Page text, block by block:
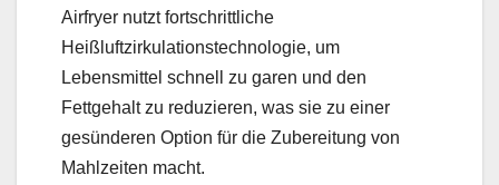
Airfryer nutzt fortschrittliche
Heißluftzirkulationstechnologie, um
Lebensmittel schnell zu garen und den
Fettgehalt zu reduzieren, was sie zu einer
gesünderen Option für die Zubereitung von
Mahlzeiten macht.